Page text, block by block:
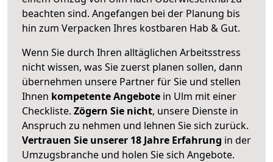
beachten sind. Angefangen bei der Planung bis
hin zum Verpacken Ihres kostbaren Hab & Gut.
Wenn Sie durch Ihren alltäglichen Arbeitsstress
nicht wissen, was Sie zuerst planen sollen, dann
übernehmen unsere Partner für Sie und stellen
Ihnen kompetente Angebote in Ulm mit einer
Checkliste. Zögern Sie nicht, unsere Dienste in
Anspruch zu nehmen und lehnen Sie sich zurück.
Vertrauen Sie unserer 18 Jahre Erfahrung in der
Umzugsbranche und holen Sie sich Angebote.